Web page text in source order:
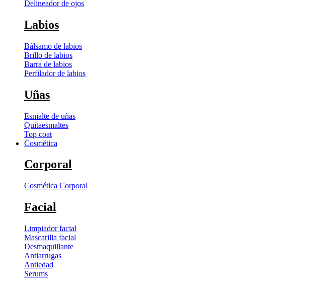
Delineador de ojos
Labios
Bálsamo de labios
Brillo de labios
Barra de labios
Perfilador de labios
Uñas
Esmalte de uñas
Quitaesmaltes
Top coat
Cosmética
Corporal
Cosmética Corporal
Facial
Limpiador facial
Mascarilla facial
Desmaquillante
Antiarrugas
Antiedad
Serums